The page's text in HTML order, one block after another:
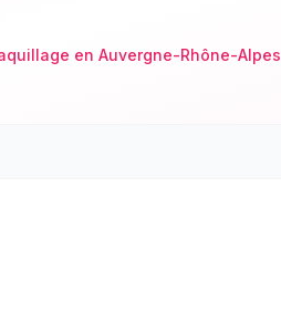
en Auvergne-Rhône-Alpes